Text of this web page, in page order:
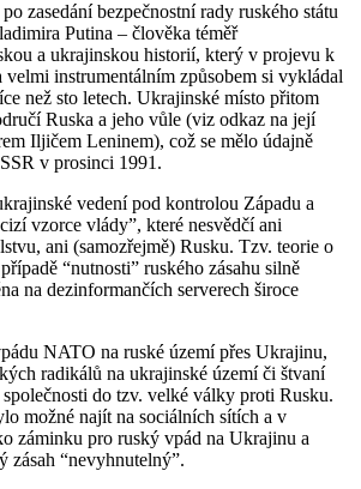
zasedání bezpečnostní rady ruského státu
Putina – člověka téměř
a ukrajinskou historií, který v projevu k
velmi instrumentálním způsobem si vykládal
než sto letech. Ukrajinské místo přitom
Ruska a jeho vůle (viz odkaz na její
Iljičem Leninem), což se mělo údajně
v prosinci 1991.
vedení pod kontrolou Západu a
vzorce vlády”, které nesvědčí ani
ani (samozřejmě) Rusku. Tzv. teorie o
“nutnosti” ruského zásahu silně
na dezinformančích serverech široce
NATO na ruské území přes Ukrajinu,
radikálů na ukrajinské území či štvaní
do tzv. velké války proti Rusku.
možné najít na sociálních sítích a v
záminku pro ruský vpád na Ukrajinu a
zásah “nevyhnutelný”.